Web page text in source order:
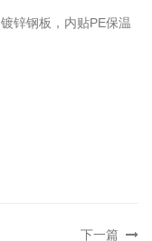
锌钢板，内贴PE保温
下一篇